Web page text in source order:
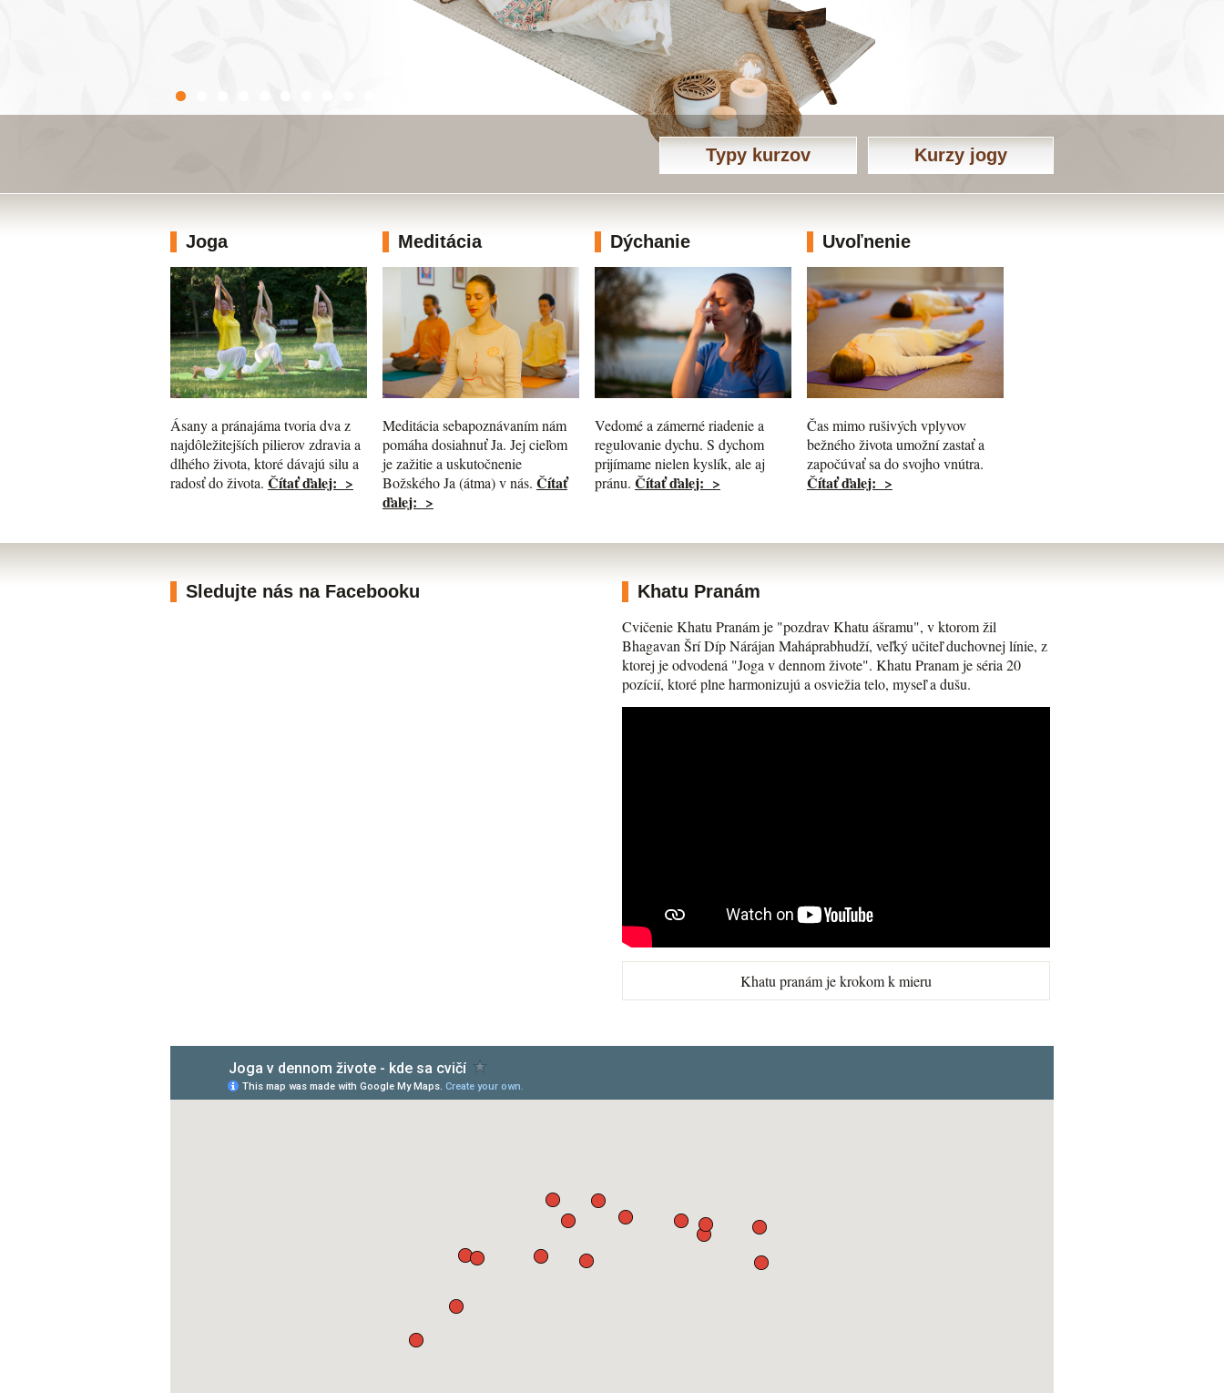
Typy kurzov Kurzy jogy
Joga
Ásany a pránajáma tvoria dva z
najdôležitejších pilierov zdravia a
dlhého života, ktoré dávajú silu a
radosť do života. Čítať ďalej: >
Meditácia
Meditácia sebapoznávaním nám
pomáha dosiahnuť Ja. Jej cieľom
je zažitie a uskutočnenie
Božského Ja (átma) v nás. Čítať
ďalej: >
Dýchanie
Vedomé a zámerné riadenie a
regulovanie dychu. S dychom
prijímame nielen kyslík, ale aj
pránu. Čítať ďalej: >
Uvoľnenie
Čas mimo rušivých vplyvov
bežného života umožní zastať a
započúvať sa do svojho vnútra.
Čítať ďalej: >
Sledujte nás na Facebooku Khatu Pranám
Cvičenie Khatu Pranám je "pozdrav Khatu ášramu", v ktorom žil
Bhagavan Šrí Díp Nárájan Maháprabhudží, veľký učiteľ duchovnej línie, z
ktorej je odvodená "Joga v dennom živote". Khatu Pranam je séria 20
pozícií, ktoré plne harmonizujú a osviežia telo, myseľ a dušu.
Khatu pranám je krokom k mieru